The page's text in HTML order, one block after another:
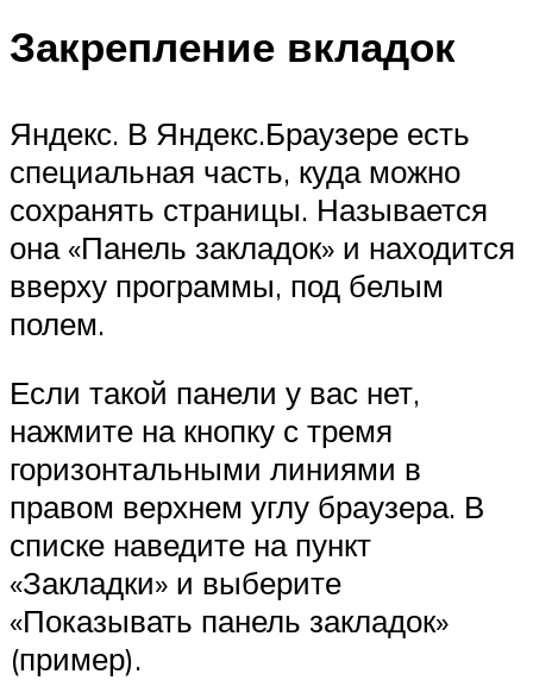
Закрепление вкладок
Яндекс. В Яндекс.Браузере есть
специальная часть, куда можно
сохранять страницы. Называется
она «Панель закладок» и находится
вверху программы, под белым
полем.
Если такой панели у вас нет,
нажмите на кнопку с тремя
горизонтальными линиями в
правом верхнем углу браузера. В
списке наведите на пункт
«Закладки» и выберите
«Показывать панель закладок»
(пример).